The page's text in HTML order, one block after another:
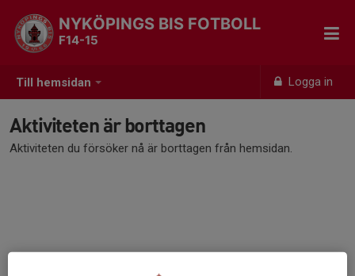
Till hemsidan Logga in
NYKÖPINGS BIS FOTBOLL
F14-15
Aktiviteten är borttagen
Aktiviteten du försöker nå är borttagen från hemsidan.